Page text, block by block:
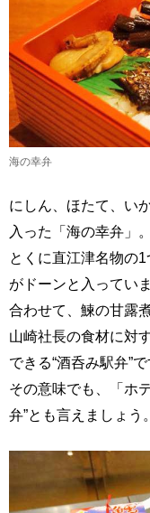
海の幸弁
にしん、ほたて、い
入った「海の幸弁」。
とくに直江津名物の
がドーンと入っていま
合わせて、鰊の甘露
山崎社長の食材に対
できる“酒呑み駅弁”で
その意味でも、「ホ
弁”とも言えましょう。